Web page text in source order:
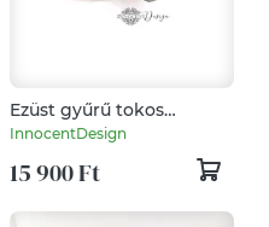
Ezüst gyűrű tokos
foglalattal - labradorittal
InnocentDesign
15 900 Ft